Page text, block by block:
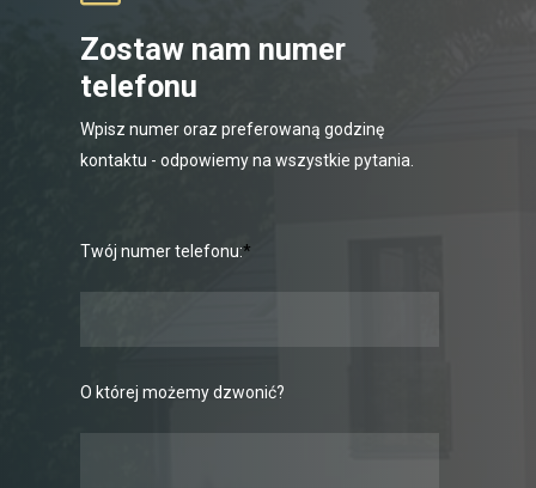
Zostaw nam numer
telefonu
Wpisz numer oraz preferowaną godzinę
kontaktu - odpowiemy na wszystkie pytania.
Twój numer telefonu:*
O której możemy dzwonić?